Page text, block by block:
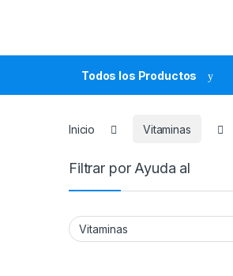
Todos los Productos
Inicio Vitaminasㅤ
Filtrar por Ayuda al